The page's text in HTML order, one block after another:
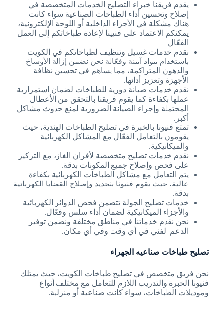
يقدم فريقنا خبراء التصليح الخدمات المتخصصة في
إصلاح وتحسين أداء الطباخات الصناعية سواء كانت
هناك مشكلة في الأجزاء الداخلية أو اللوحة الإلكترونية،
يمكنكم الاعتماد على فنيينا لإعادة طباخاتكم إلى العمل
الفعّال.
نقدم خدمات غسيل وتنظيف لطباخاتكم في الكويت
باستخدام مواد آمنة وفعّالة نحن نضمن إزالة الأوساخ
والدهون المتراكمة، مما يساهم في تحسين نظافة
الأجهزة وتعزيز أدائها.
نقدم خدمات صيانة دورية للطباخات لضمان استمرارية
عملها بكفاءة كما يقوم فريقنا بالتحقق من الأعطال
المحتملة وإجراء الصيانة الضرورية لمنع حدوث مشاكل
أكبر.
تمتع فنيونا بالخبرة في تصليح الطباخات الهندية، حيث
يقومون بالتعامل الفعّال مع المشاكل الكهربائية
والميكانيكية.
نقدم خدمات تصليح متخصصة لأفران الغاز، مع التركيز
على فحص وإصلاح جميع المكونات بدقة.
يتم التعامل مع مشاكل الطباخات الكهربائية بكفاءة
عالية، حيث يقوم فنيونا بتحديد وإصلاح القضايا الكهربائية
بدقة.
خدمات تصليح الجولة تتضمن فحص الدوائر الكهربائية
والأجزاء الميكانيكية لضمان أداء سلس وفعّال.
نحن نقدم خدماتنا في مناطق مختلفة ونضمن توفير
الدعم الفني في أي وقت وفي أي مكان.
تصليح طباخات صناعيه الجهراء
نحن فريق متخصص في تصليح طباخات الكويت، حيث يمتلك
فنيونا الخبرة والتدريب اللازم للتعامل مع مختلف أنواع
وموديلات الطباخات، سواء كانت صناعية أو منزلية.